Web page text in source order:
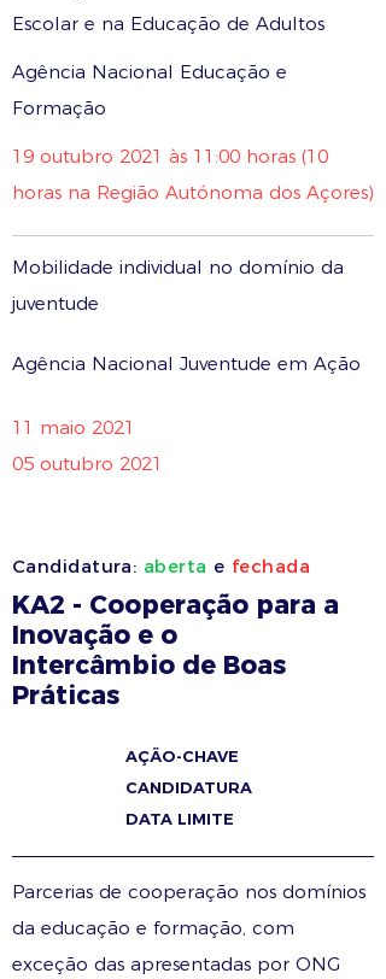
Escolar e na Educação de Adultos
Agência Nacional Educação e
Formação
19 outubro 2021 às 11:00 horas (10
horas na Região Autónoma dos Açores)
Mobilidade individual no domínio da
juventude
Agência Nacional Juventude em Ação
11 maio 2021
05 outubro 2021
Candidatura: aberta e fechada
KA2 - Cooperação para a
Inovação e o
Intercâmbio de Boas
Práticas
AÇÃO-CHAVE
CANDIDATURA
DATA LIMITE
Parcerias de cooperação nos domínios
da educação e formação, com
exceção das apresentadas por ONG